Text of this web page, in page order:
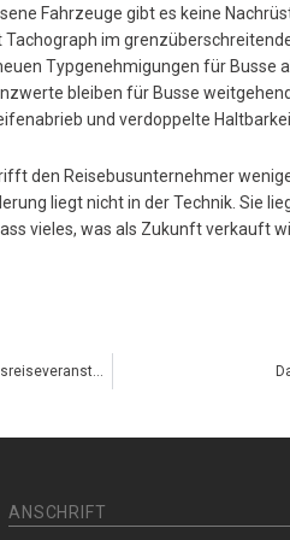
Fahrzeuge gibt es keine
Tachograph im
Typgenehmigungen für Busse
bleiben für Busse
und verdoppelte
den Reisebusunternehmer
liegt nicht in der Technik. Sie
vieles, was als Zukunft verkauft
ANSCHRIFT